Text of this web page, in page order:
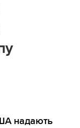
надають